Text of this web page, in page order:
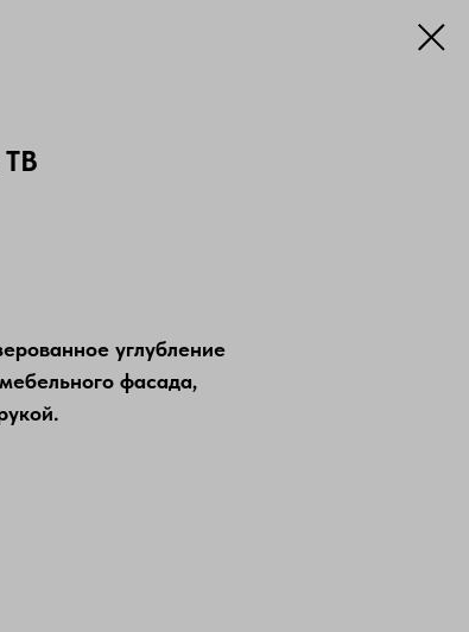
ТВ
углубление
фасада,